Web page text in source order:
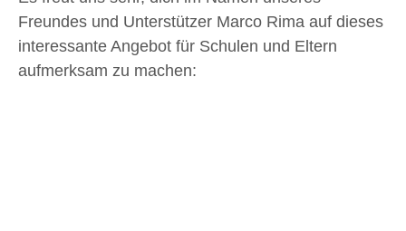
Freundes und Unterstützer Marco Rima auf dieses
interessante Angebot für Schulen und Eltern
aufmerksam zu machen: